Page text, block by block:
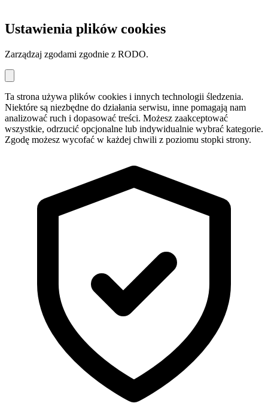
Ustawienia plików cookies
Zarządzaj zgodami zgodnie z RODO.
Ta strona używa plików cookies i innych technologii śledzenia.
Niektóre są niezbędne do działania serwisu, inne pomagają nam
analizować ruch i dopasować treści. Możesz zaakceptować
wszystkie, odrzucić opcjonalne lub indywidualnie wybrać kategorie.
Zgodę możesz wycofać w każdej chwili z poziomu stopki strony.